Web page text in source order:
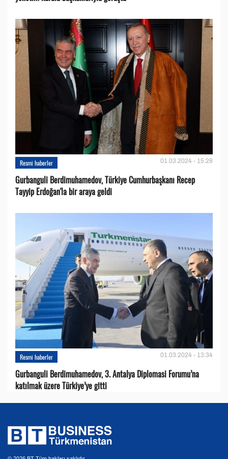
Resmi haberler 01.03.2024 - 15:28
Gurbanguli Berdimuhamedov, Türkiye Cumhurbaşkanı Recep
Tayyip Erdoğan'la bir araya geldi
Resmi haberler 01.03.2024 - 13:34
Gurbanguli Berdimuhamedov, 3. Antalya Diplomasi Forumu’na
katılmak üzere Türkiye’ye gitti